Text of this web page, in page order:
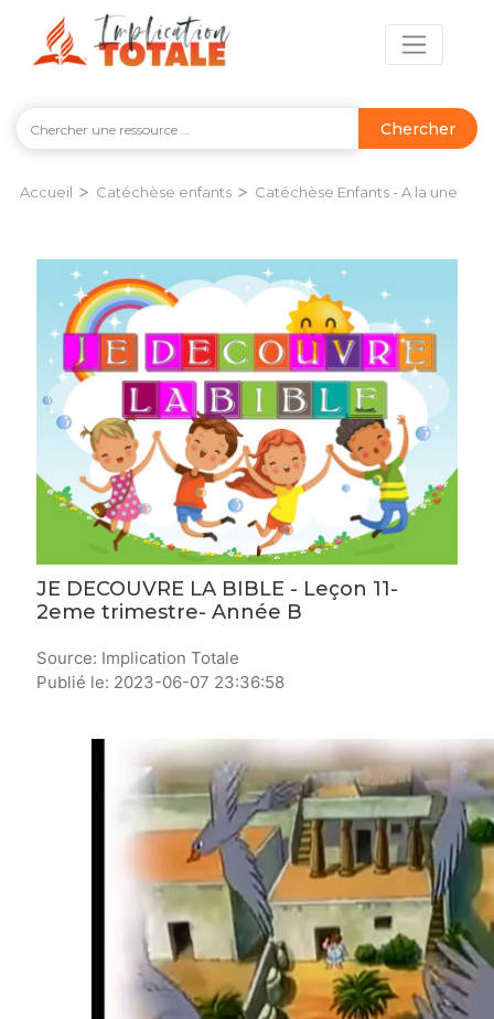
Chercher
Accueil > Catéchèse enfants > Catéchèse Enfants - A la une
JE DECOUVRE LA BIBLE - Leçon 11-
2eme trimestre- Année B
Source: Implication Totale
Publié le: 2023-06-07 23:36:58